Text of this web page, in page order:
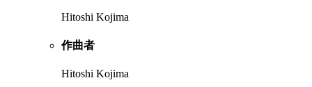
Hitoshi Kojima
作曲者
Hitoshi Kojima